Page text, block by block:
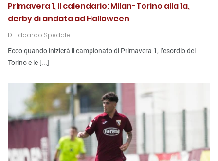
Primavera 1, il calendario: Milan-Torino alla 1a,
derby di andata ad Halloween
Di Edoardo Spedale
Ecco quando inizierà il campionato di Primavera 1, l’esordio del
Torino e le [...]